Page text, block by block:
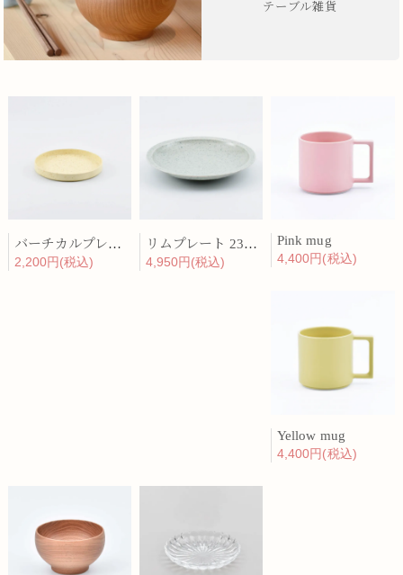
テーブル雑貨
バーチカルプレート 15cm 化粧土
2,200円(税込)
リムプレート 23cm 呉須散
4,950円(税込)
Pink mug
4,400円(税込)
Yellow mug
4,400円(税込)